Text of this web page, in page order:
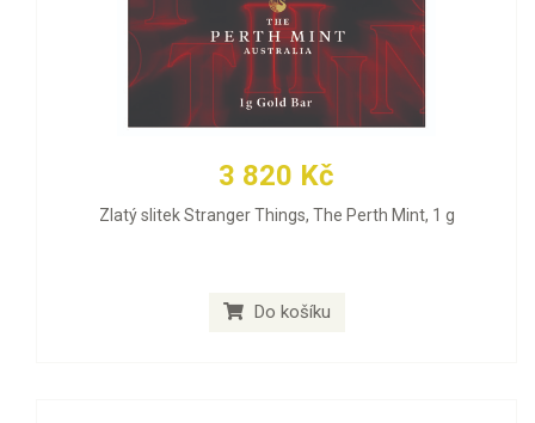
3 820 Kč
Zlatý slitek Stranger Things, The Perth Mint, 1 g
Do košíku